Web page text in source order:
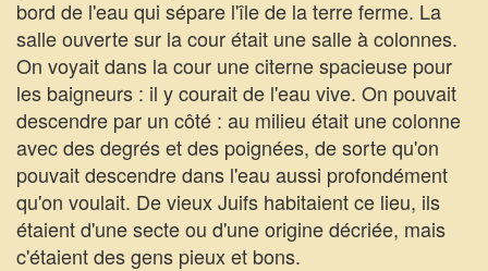
bord de l'eau qui sépare l'île de la terre ferme. La
salle ouverte sur la cour était une salle à colonnes.
On voyait dans la cour une citerne spacieuse pour
les baigneurs : il y courait de l'eau vive. On pouvait
descendre par un côté : au milieu était une colonne
avec des degrés et des poignées, de sorte qu'on
pouvait descendre dans l'eau aussi profondément
qu'on voulait. De vieux Juifs habitaient ce lieu, ils
étaient d'une secte ou d'une origine décriée, mais
c'étaient des gens pieux et bons.